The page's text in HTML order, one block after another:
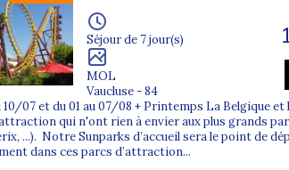
(vacances d’été, printemps,
ville deParis, dans ledépartement 75 ,
colonies de vacances en France
, un
accompagnés par des
peuvent être soumis à un
Séjour de 7 jour(s)
MOL
Vaucluse - 84
10/07 et du 01 au 07/08 + Printemps La Belgique et
qui n'ont rien à envier aux plus grands
...). Notre Sunparks d’accueil sera le point de
dans ces parcs d’attraction...